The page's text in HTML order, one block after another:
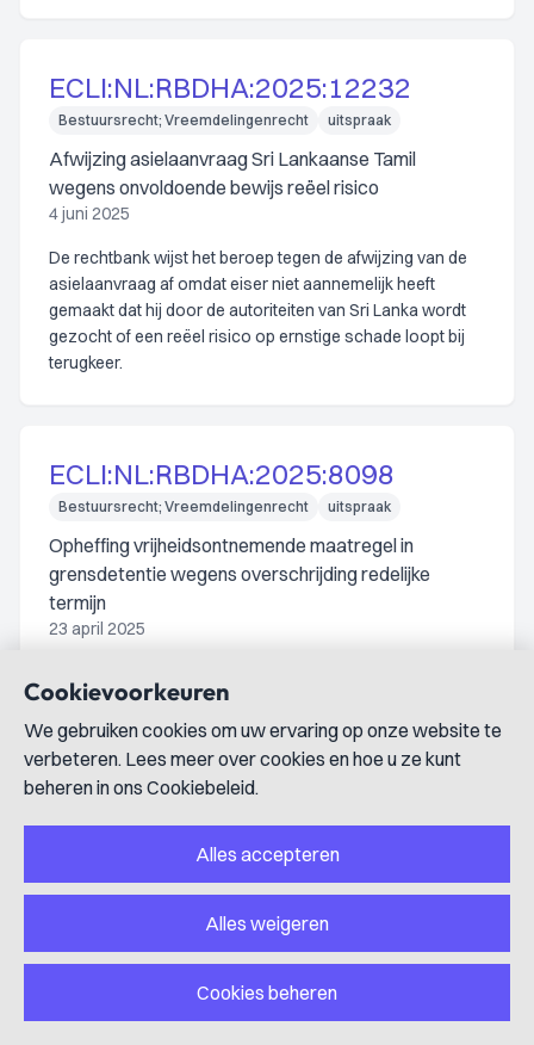
ECLI:NL:RBDHA:2025:12232
Bestuursrecht; Vreemdelingenrecht uitspraak
Afwijzing asielaanvraag Sri Lankaanse Tamil
wegens onvoldoende bewijs reëel risico
4 juni 2025
De rechtbank wijst het beroep tegen de afwijzing van de
asielaanvraag af omdat eiser niet aannemelijk heeft
gemaakt dat hij door de autoriteiten van Sri Lanka wordt
gezocht of een reëel risico op ernstige schade loopt bij
terugkeer.
ECLI:NL:RBDHA:2025:8098
Bestuursrecht; Vreemdelingenrecht uitspraak
Opheffing vrijheidsontnemende maatregel in
grensdetentie wegens overschrijding redelijke
termijn
23 april 2025
eiser van ruim 21 weken onrechtmatig is vanwege
overschrijding van de maximale duur volgens de
Opvangrichtlijn en beveelt opheffing van de maatregel.
ECLI:NL:RBDHA:2025:7609
Bestuursrecht; Vreemdelingenrecht uitspraak
Beroep gegrond tegen verlenging
overdrachtstermijn Dublinverordening wegens
ondeugdelijke motivering onderduiken
11 april 2025
Cookievoorkeuren
We gebruiken cookies om uw ervaring op onze website te
verbeteren. Lees meer over cookies en hoe u ze kunt
beheren in ons Cookiebeleid.
Alles accepteren
Alles weigeren
Cookies beheren